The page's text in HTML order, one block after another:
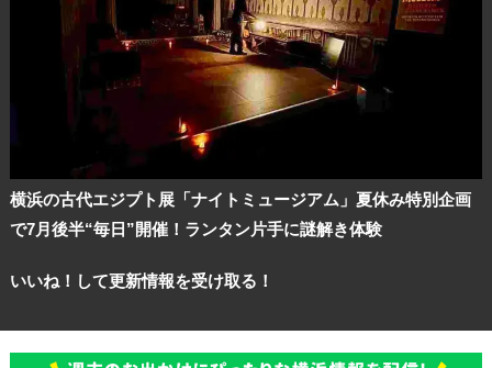
横浜の古代エジプト展「ナイトミュージアム」夏休み特別企画
で7月後半“毎日”開催！ランタン片手に謎解き体験
いいね！して更新情報を受け取る！